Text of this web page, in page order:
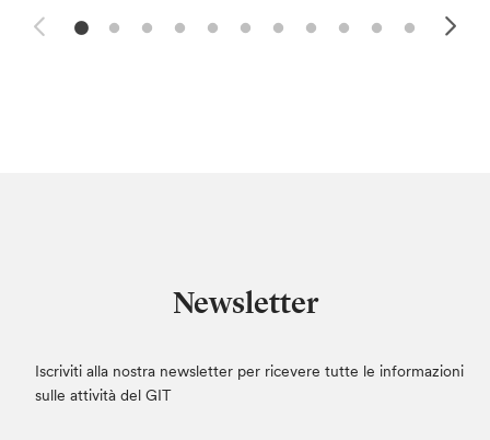
Newsletter
Iscriviti alla nostra newsletter per ricevere tutte le informazioni
sulle attività del GIT